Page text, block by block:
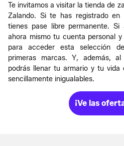
Te invitamos a visitar la tienda de
Zalando. Si te has registrado
tienes pase libre permanente.
ahora mismo tu cuenta personal
para acceder esta selección
primeras marcas. Y, además,
podrás llenar tu armario y tu vida
sencillamente inigualables.
¡Ve las